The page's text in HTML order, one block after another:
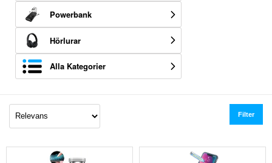
Powerbank
Hörlurar
Alla Kategorier
Filter